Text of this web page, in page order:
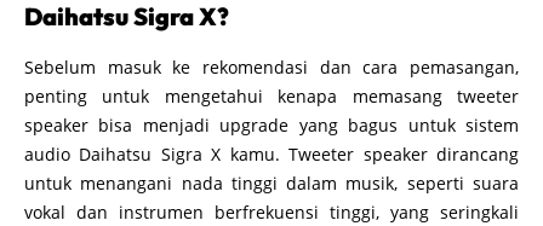
Daihatsu Sigra X?
Sebelum masuk ke rekomendasi dan cara pemasangan,
penting untuk mengetahui kenapa memasang tweeter
speaker bisa menjadi upgrade yang bagus untuk sistem
audio Daihatsu Sigra X kamu. Tweeter speaker dirancang
untuk menangani nada tinggi dalam musik, seperti suara
vokal dan instrumen berfrekuensi tinggi, yang seringkali